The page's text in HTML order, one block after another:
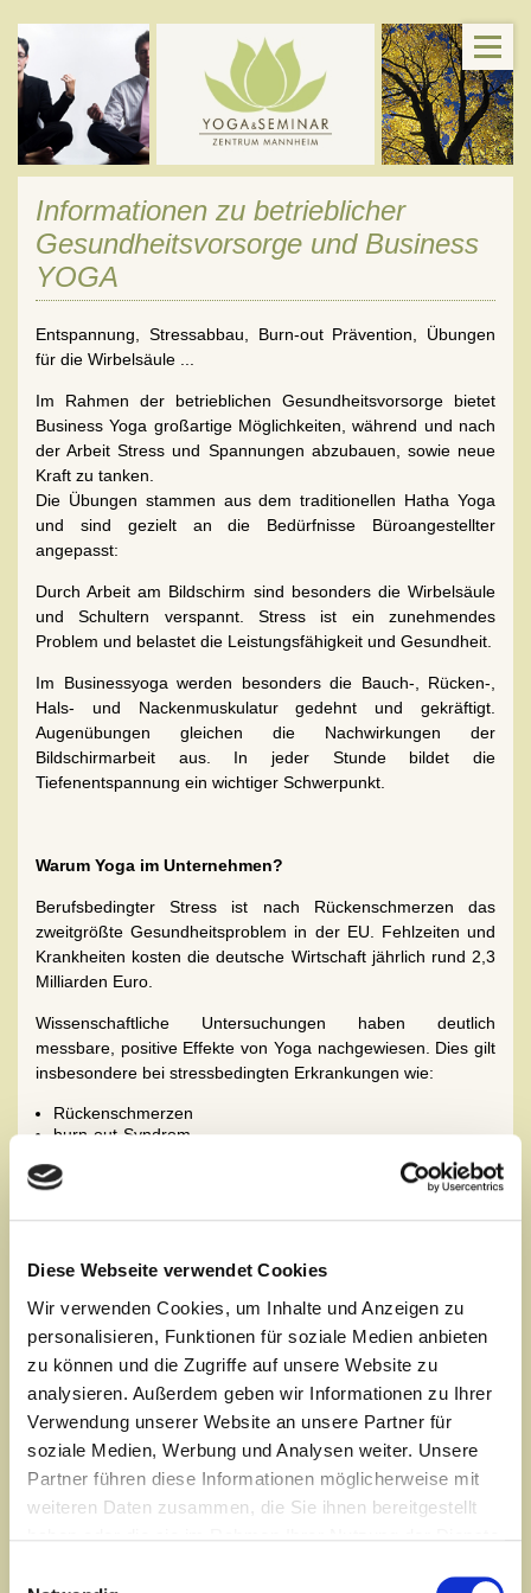
Diese Webseite verwendet Cookies
Wir verwenden Cookies, um Inhalte und Anzeigen zu
personalisieren, Funktionen für soziale Medien anbieten
zu können und die Zugriffe auf unsere Website zu
analysieren. Außerdem geben wir Informationen zu Ihrer
Verwendung unserer Website an unsere Partner für
soziale Medien, Werbung und Analysen weiter. Unsere
Partner führen diese Informationen möglicherweise mit
weiteren Daten zusammen, die Sie ihnen bereitgestellt
Informationen zu betrieblicher
Gesundheitsvorsorge und Business
YOGA
Entspannung, Stressabbau, Burn-out Prävention, Übungen
für die Wirbelsäule ...
Im Rahmen der betrieblichen Gesundheitsvorsorge bietet
Business Yoga großartige Möglichkeiten, während und nach
der Arbeit Stress und Spannungen abzubauen, sowie neue
Kraft zu tanken.
Die Übungen stammen aus dem traditionellen Hatha Yoga
und sind gezielt an die Bedürfnisse Büroangestellter
angepasst:
Durch Arbeit am Bildschirm sind besonders die Wirbelsäule
und Schultern verspannt. Stress ist ein zunehmendes
Problem und belastet die Leistungsfähigkeit und Gesundheit.
Im Businessyoga werden besonders die Bauch-, Rücken-,
Hals- und Nackenmuskulatur gedehnt und gekräftigt.
Augenübungen gleichen die Nachwirkungen der
Bildschirmarbeit aus. In jeder Stunde bildet die
Tiefenentspannung ein wichtiger Schwerpunkt.
Warum Yoga im Unternehmen?
Berufsbedingter Stress ist nach Rückenschmerzen das
zweitgrößte Gesundheitsproblem in der EU. Fehlzeiten und
Krankheiten kosten die deutsche Wirtschaft jährlich rund 2,3
Milliarden Euro.
Wissenschaftliche Untersuchungen haben deutlich
messbare, positive Effekte von Yoga nachgewiesen. Dies gilt
insbesondere bei stressbedingten Erkrankungen wie:
Rückenschmerzen
burn-out-Syndrom
Depressionen
Leistungsfähigkeit, die Kreativität und führt zur Zufriedenheit.
Verbesserung der körperlichen und geistigen Gesundheit
(Reduzierung von Fehlzeiten durch Krankheit)
Höhere Belastbarkeit und Leistungsfähigkeit
Entfaltung der Kreativität und Intuition
Besseres Wohlbefinden, innere Ruhe
Gesteigerte Lebensfreude und Zufriedenheit mit der
Stärkung des Teamgeistes durch gemeinsame